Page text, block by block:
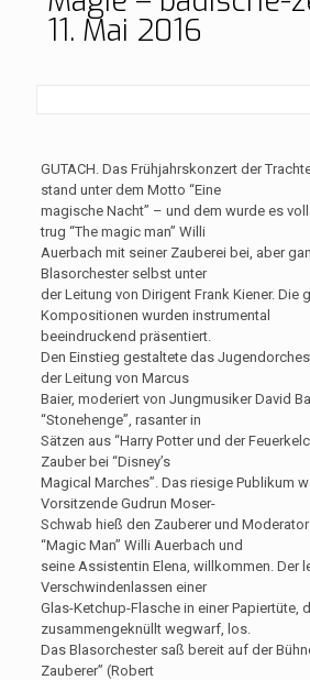
11. Mai 2016
GUTACH. Das Frühjahrskonzert der
stand unter dem Motto “Eine
magische Nacht” – und dem wurde es
trug “The magic man” Willi
Auerbach mit seiner Zauberei bei, aber
Blasorchester selbst unter
der Leitung von Dirigent Frank Kiener. Die
Kompositionen wurden instrumental
beeindruckend präsentiert.
Den Einstieg gestaltete das
der Leitung von Marcus
Baier, moderiert von Jungmusiker David
“Stonehenge”, rasanter in
Sätzen aus “Harry Potter und der
Zauber bei “Disney’s
Magical Marches”. Das riesige Publikum
Vorsitzende Gudrun Moser-
Schwab hieß den Zauberer und
“Magic Man” Willi Auerbach und
seine Assistentin Elena, willkommen. Der
Verschwindenlassen einer
Glas-Ketchup-Flasche in einer Papiertüte,
zusammengeknüllt wegwarf, los.
Das Blasorchester saß bereit auf der
Zauberer” (Robert